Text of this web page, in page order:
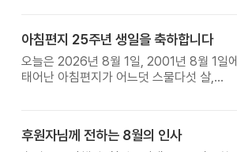
아침편지 25주년 생일을 축하합니다
오늘은 2026년 8월 1일, 2001년 8월 1일에
태어난 아침편지가 어느덧 스물다섯 살,
후원자님께 전하는 8월의 인사